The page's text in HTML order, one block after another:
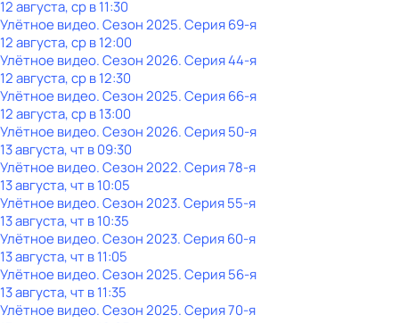
12 августа, ср в 11:30
Улётное видео. Сезон 2025. Серия 69-я
12 августа, ср в 12:00
Улётное видео. Сезон 2026. Серия 44-я
12 августа, ср в 12:30
Улётное видео. Сезон 2025. Серия 66-я
12 августа, ср в 13:00
Улётное видео. Сезон 2026. Серия 50-я
13 августа, чт в 09:30
Улётное видео. Сезон 2022. Серия 78-я
13 августа, чт в 10:05
Улётное видео. Сезон 2023. Серия 55-я
13 августа, чт в 10:35
Улётное видео. Сезон 2023. Серия 60-я
13 августа, чт в 11:05
Улётное видео. Сезон 2025. Серия 56-я
13 августа, чт в 11:35
Улётное видео. Сезон 2025. Серия 70-я